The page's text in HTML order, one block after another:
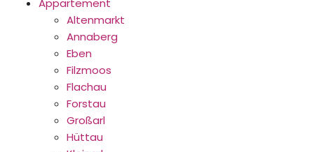
Appartement
Altenmarkt
Annaberg
Eben
Filzmoos
Flachau
Forstau
Großarl
Hüttau